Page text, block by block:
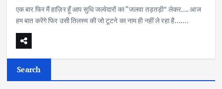
एक बार फिर मैं हाज़िर हूँ आप सुधि जल्वेदारों का “जलवा तड़तड़ी” लेकर…. आज
हम बात करेंगे फिर उसी तिलस्म की जो टूटने का नाम ही नहीं ले रहा है….…
Search